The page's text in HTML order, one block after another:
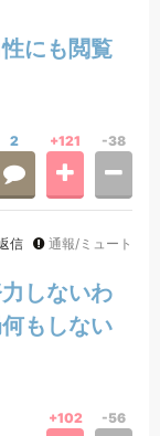
にも閲覧
2 +121 -38
信 通報/ミュート
しないわ
もしない
+102 -56